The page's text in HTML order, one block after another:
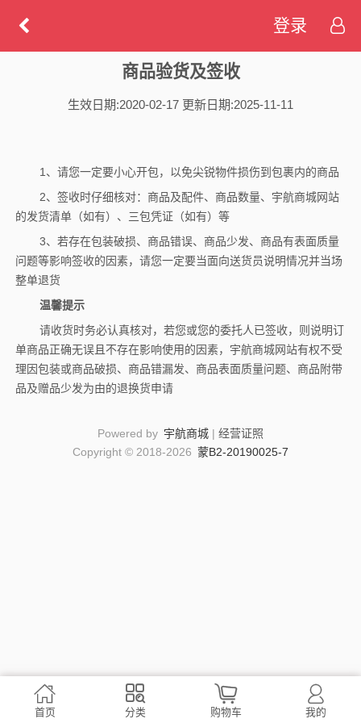
登录
商品验货及签收
生效日期:2020-02-17 更新日期:2025-11-11
1、请您一定要小心开包，以免尖锐物件损伤到包裹内的商品
2、签收时仔细核对：商品及配件、商品数量、宇航商城网站
的发货清单（如有）、三包凭证（如有）等
3、若存在包装破损、商品错误、商品少发、商品有表面质量
问题等影响签收的因素，请您一定要当面向送货员说明情况并当场
整单退货
温馨提示
请收货时务必认真核对，若您或您的委托人已签收，则说明订
单商品正确无误且不存在影响使用的因素，宇航商城网站有权不受
理因包装或商品破损、商品错漏发、商品表面质量问题、商品附带
品及赠品少发为由的退换货申请
Powered by 宇航商城 | 经营证照
Copyright © 2018-2026 蒙B2-20190025-7

首页

分类

购物车

我的